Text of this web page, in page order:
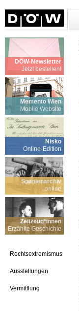
DÖW-Newsletter
Jetzt bestellen!
Memento Wien
Mobile Website
Nisko
Online-Edition
Spanienarchiv
online
Zeitzeug*innen
Erzählte Geschichte
Rechtsextremismus
Ausstellungen
Vermittlung